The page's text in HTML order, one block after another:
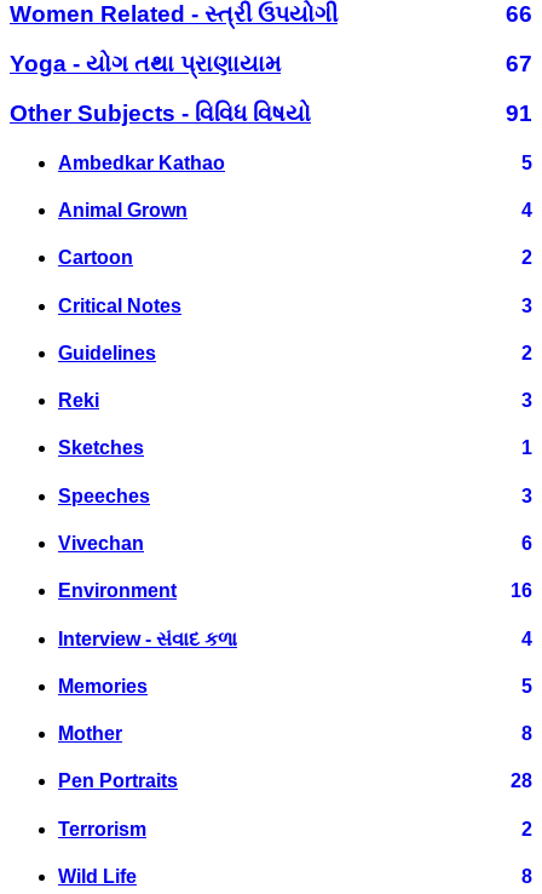
Women Related - સ્ત્રી ઉપયોગી
66
Yoga - યોગ તથા પ્રાણાયામ
67
Other Subjects - વિવિધ વિષયો
91
Ambedkar Kathao 5
Animal Grown 4
Cartoon 2
Critical Notes 3
Guidelines 2
Reki 3
Sketches 1
Speeches 3
Vivechan 6
Environment 16
Interview - સંવાદ કળા 4
Memories 5
Mother 8
Pen Portraits 28
Terrorism 2
Wild Life 8